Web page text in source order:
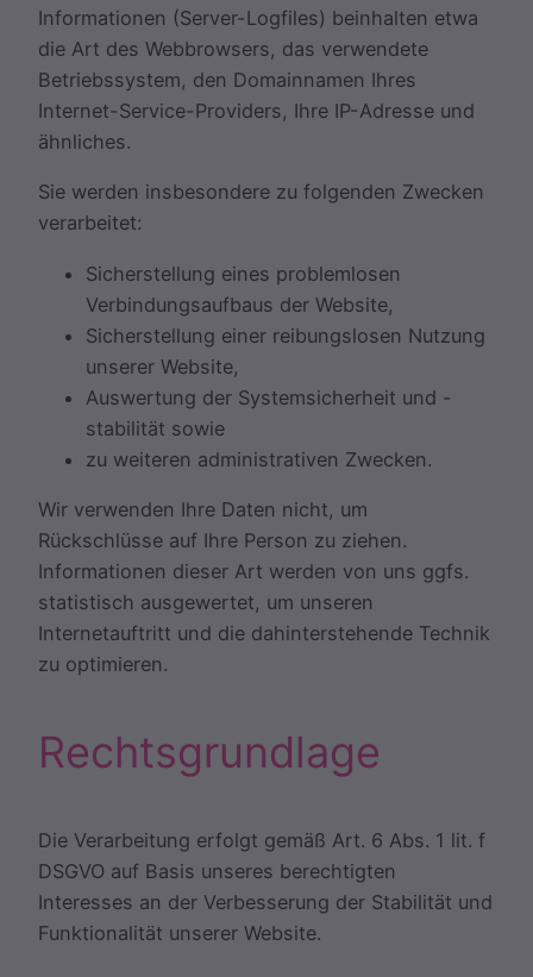
Informationen (Server-Logfiles) beinhalten etwa
die Art des Webbrowsers, das verwendete
Betriebssystem, den Domainnamen Ihres
Internet-Service-Providers, Ihre IP-Adresse und
ähnliches.
Sie werden insbesondere zu folgenden Zwecken
verarbeitet:
Sicherstellung eines problemlosen
Verbindungsaufbaus der Website,
Sicherstellung einer reibungslosen Nutzung
unserer Website,
Auswertung der Systemsicherheit und -
stabilität sowie
zu weiteren administrativen Zwecken.
Wir verwenden Ihre Daten nicht, um
Rückschlüsse auf Ihre Person zu ziehen.
Informationen dieser Art werden von uns ggfs.
statistisch ausgewertet, um unseren
Internetauftritt und die dahinterstehende Technik
zu optimieren.
Rechtsgrundlage
Die Verarbeitung erfolgt gemäß Art. 6 Abs. 1 lit. f
DSGVO auf Basis unseres berechtigten
Interesses an der Verbesserung der Stabilität und
Funktionalität unserer Website.